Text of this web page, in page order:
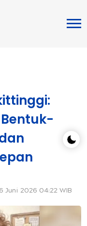
Juni 2026 04:22 WIB